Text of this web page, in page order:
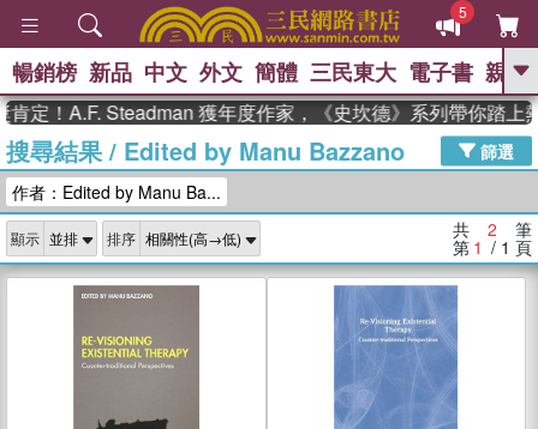
5
GO
熱搜： 東野圭吾 、 The Odyssey 、
父親節 、 如果歷史是一群喵 、 暑期
念華 、 台灣的李登輝時代 、 數學女
孩：黎曼猜想
偉大的迷走神經
暢銷榜 新品 中文 外文 簡體 三民東大 電子書 親子
定！A.F. Steadman 獲年度作家，《史坎德》系列帶你踏上
搜尋結果/ Edited by Manu Bazzano
篩選
作者：Edited by Manu Ba...
顯示 排序 共 2 筆
第 1 / 1 頁